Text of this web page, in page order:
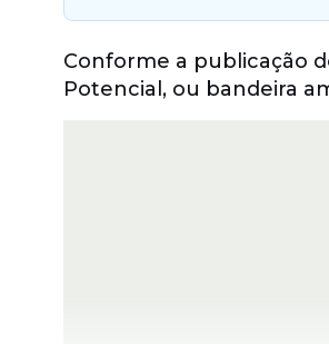
Conforme a publicação
Potencial, ou bandeira